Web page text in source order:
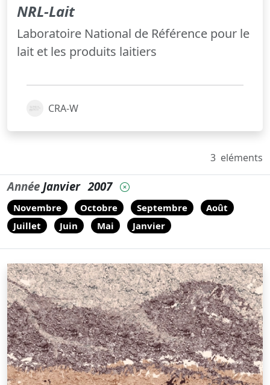
NRL-Lait
Laboratoire National de Référence pour le
lait et les produits laitiers
CRA-W
3 eléments
Année Janvier 2007
Novembre Octobre Septembre
Août
Juillet
Juin Mai Janvier